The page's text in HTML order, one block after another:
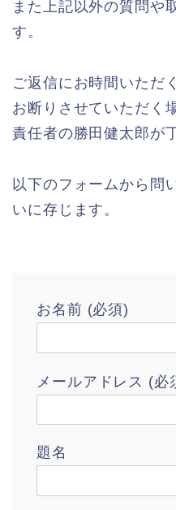
また上記以外の質問や
す。
ご返信にお時間いただ
お断りさせていただく
責任者の勝田健太郎が
以下のフォームから問
いに存じます。
お名前 (必須)
メールアドレス (必
題名